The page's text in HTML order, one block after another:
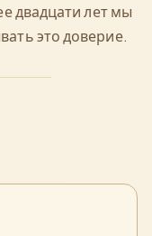
двадцати лет мы
это доверие.